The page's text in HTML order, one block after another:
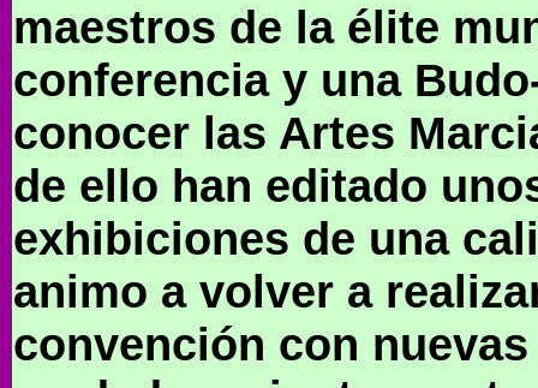
maestros de la élite
conferencia y una
conocer las Artes
de ello han editado
exhibiciones de una
animo a volver a
convención con